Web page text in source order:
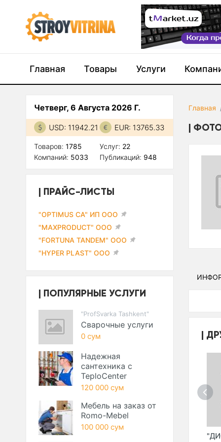
Главная Товары Услуги
Главная
"ЯККАСАРАЙСКИЙ
Четверг, 6 Августа 2026 Г.
USD: 11942.21 EUR: 13765.33
Товаров: 1785
Компаний: 5033
Услуг: 22
Публикаций: 948
ПРАЙС-ЛИСТЫ
"OPTIMUS CA" ИП ООО
"MAXPRODUCT" ООО
"FORTUNA TANDEM" ООО
"HYPER PLAST" ООО
ПОПУЛЯРНЫЕ УСЛУГИ
"ProfSvarka Tashkent"
Сварочные услуги
0 сум
Надежная
сантехника с
TeploCenter
120 000 сум
Мебель на заказ от
Romo-Mebel
100 000 сум